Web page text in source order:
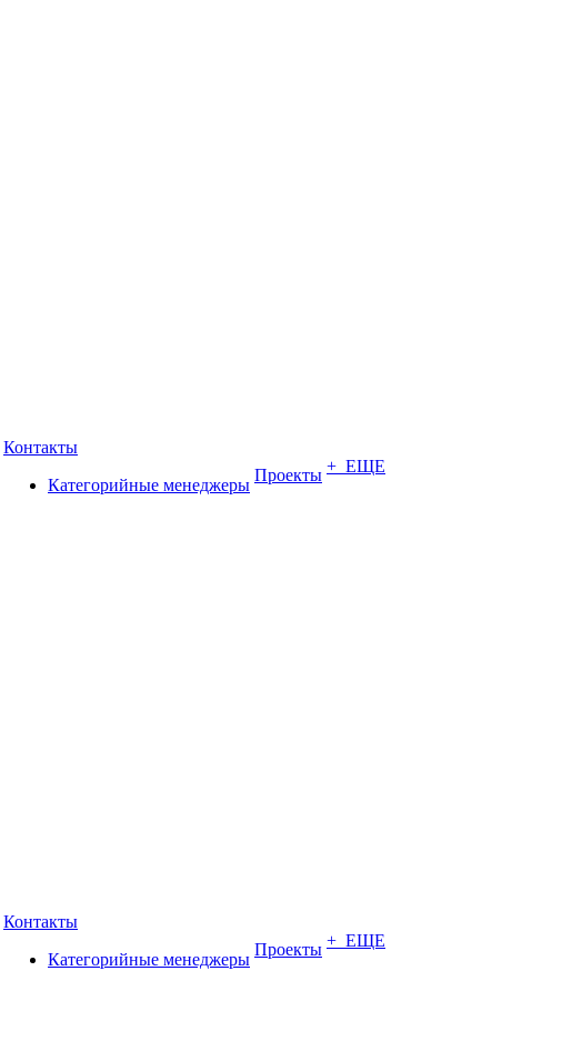
Контакты
Категорийные менеджеры
Проекты + ЕЩЕ
Контакты
Категорийные менеджеры
Проекты + ЕЩЕ